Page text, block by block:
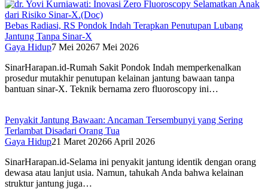
Bebas Radiasi, RS Pondok Indah Terapkan Penutupan Lubang
Jantung Tanpa Sinar-X
Gaya Hidup7 Mei 20267 Mei 2026
SinarHarapan.id-Rumah Sakit Pondok Indah memperkenalkan
prosedur mutakhir penutupan kelainan jantung bawaan tanpa
bantuan sinar-X. Teknik bernama zero fluoroscopy ini…
Penyakit Jantung Bawaan: Ancaman Tersembunyi yang Sering
Terlambat Disadari Orang Tua
Gaya Hidup21 Maret 20266 April 2026
SinarHarapan.id-Selama ini penyakit jantung identik dengan orang
dewasa atau lanjut usia. Namun, tahukah Anda bahwa kelainan
struktur jantung juga…